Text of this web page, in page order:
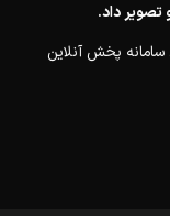
داد.
سامانه پخش آنلاین